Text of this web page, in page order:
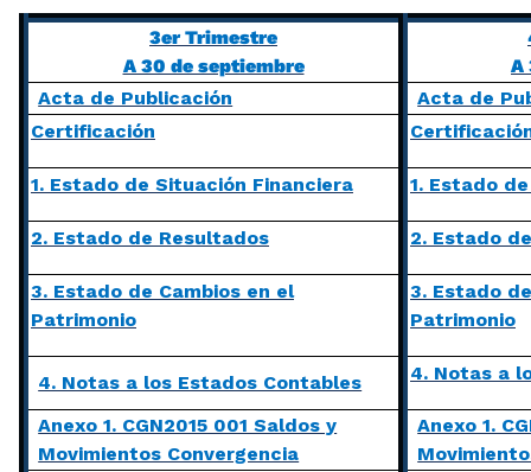
3er Trimestre
A 30 de septiembre
A
Acta de Publicación
Acta de
Certificación
1. Estado de Situación Financiera 1. Estado
2. Estado de Resultados 2. Estado
3. Estado de Cambios en el
Patrimonio
3. Estado
Patrimonio
4. Notas a los Estados Contables 4. Notas a
Anexo 1. CGN2015 001 Saldos y
Movimientos Convergencia
Anexo 1.